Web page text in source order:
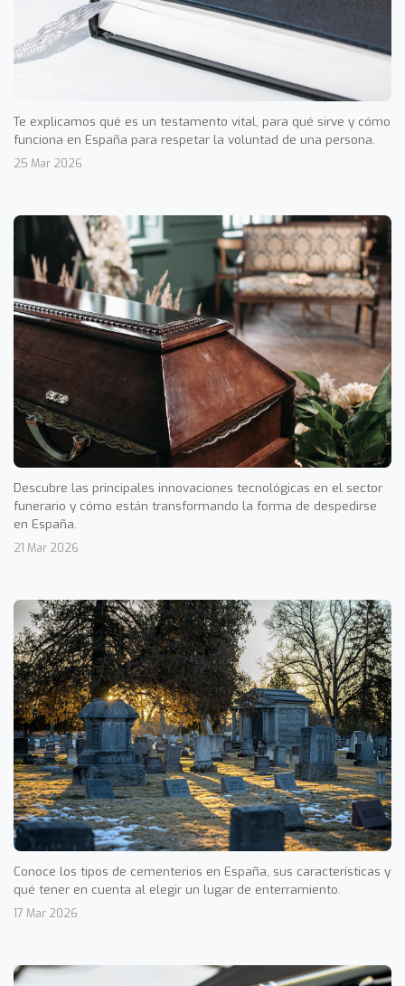
Te explicamos qué es un testamento vital, para qué sirve y cómo
funciona en España para respetar la voluntad de una persona.
25 Mar 2026
Descubre las principales innovaciones tecnológicas en el sector
funerario y cómo están transformando la forma de despedirse
en España.
21 Mar 2026
Conoce los tipos de cementerios en España, sus características y
qué tener en cuenta al elegir un lugar de enterramiento.
17 Mar 2026